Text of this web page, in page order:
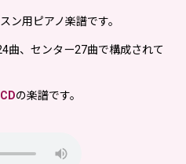
ン用ピアノ楽譜です。
曲、センター27曲で構成されて
の楽譜です。